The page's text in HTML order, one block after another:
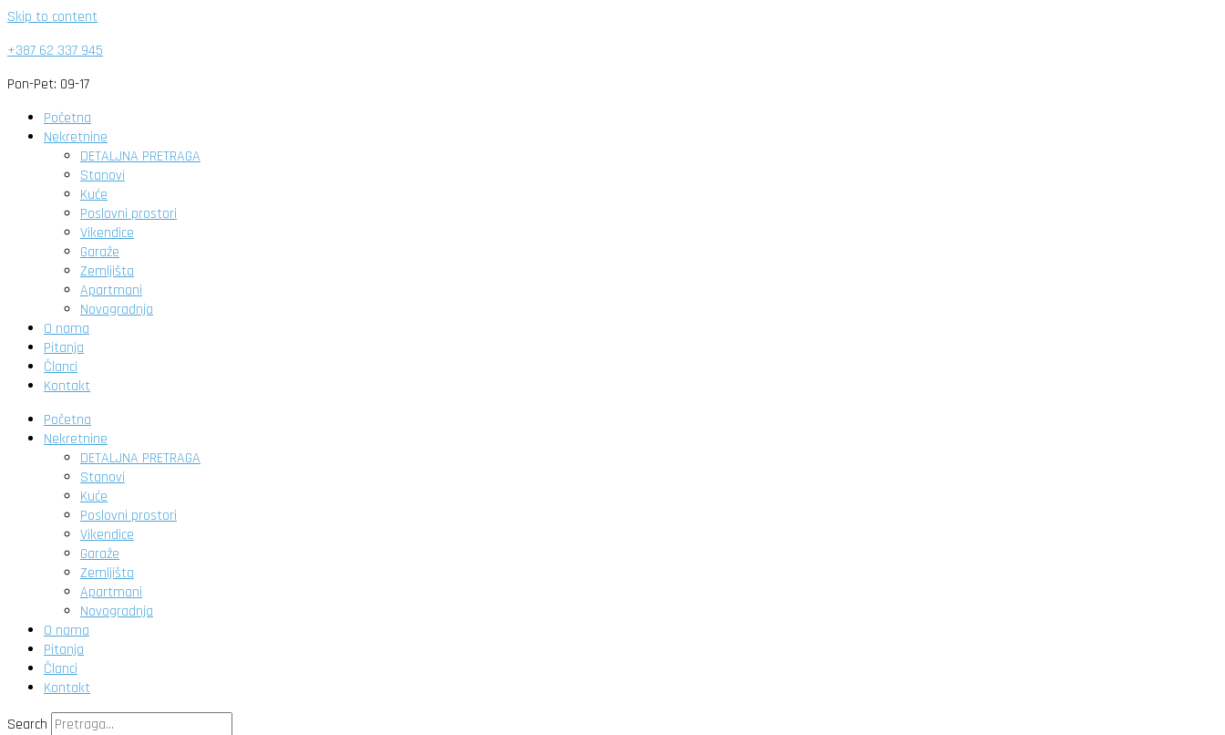
Skip to content
+387 62 337 945
Pon-Pet: 09-17
Početna
Nekretnine
DETALJNA PRETRAGA
Stanovi
Kuće
Poslovni prostori
Vikendice
Garaže
Zemljišta
Apartmani
Novogradnja
O nama
Pitanja
Članci
Kontakt
Početna
Nekretnine
DETALJNA PRETRAGA
Stanovi
Kuće
Poslovni prostori
Vikendice
Garaže
Zemljišta
Apartmani
Novogradnja
O nama
Pitanja
Članci
Kontakt
Search